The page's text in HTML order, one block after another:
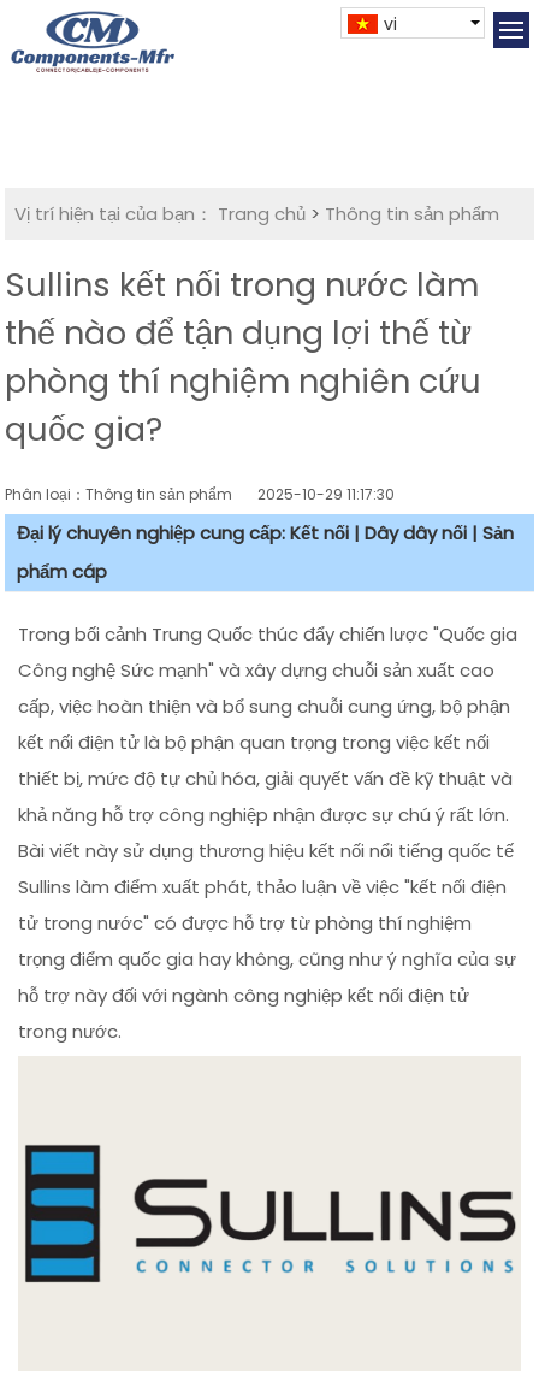
vi
Vị trí hiện tại của bạn： Trang chủ > Thông tin sản phẩm
Sullins kết nối trong nước làm
thế nào để tận dụng lợi thế từ
phòng thí nghiệm nghiên cứu
quốc gia?
Phân loại：Thông tin sản phẩm 2025-10-29 11:17:30
Đại lý chuyên nghiệp cung cấp: Kết nối | Dây dây nối | Sản
phẩm cáp
Trong bối cảnh Trung Quốc thúc đẩy chiến lược "Quốc gia
Công nghệ Sức mạnh" và xây dựng chuỗi sản xuất cao
cấp, việc hoàn thiện và bổ sung chuỗi cung ứng, bộ phận
kết nối điện tử là bộ phận quan trọng trong việc kết nối
thiết bị, mức độ tự chủ hóa, giải quyết vấn đề kỹ thuật và
khả năng hỗ trợ công nghiệp nhận được sự chú ý rất lớn.
Bài viết này sử dụng thương hiệu kết nối nổi tiếng quốc tế
Sullins làm điểm xuất phát, thảo luận về việc "kết nối điện
tử trong nước" có được hỗ trợ từ phòng thí nghiệm
trọng điểm quốc gia hay không, cũng như ý nghĩa của sự
hỗ trợ này đối với ngành công nghiệp kết nối điện tử
trong nước.